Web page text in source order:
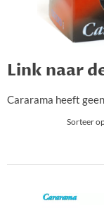
Link naar
Cararama heeft
Sorteer